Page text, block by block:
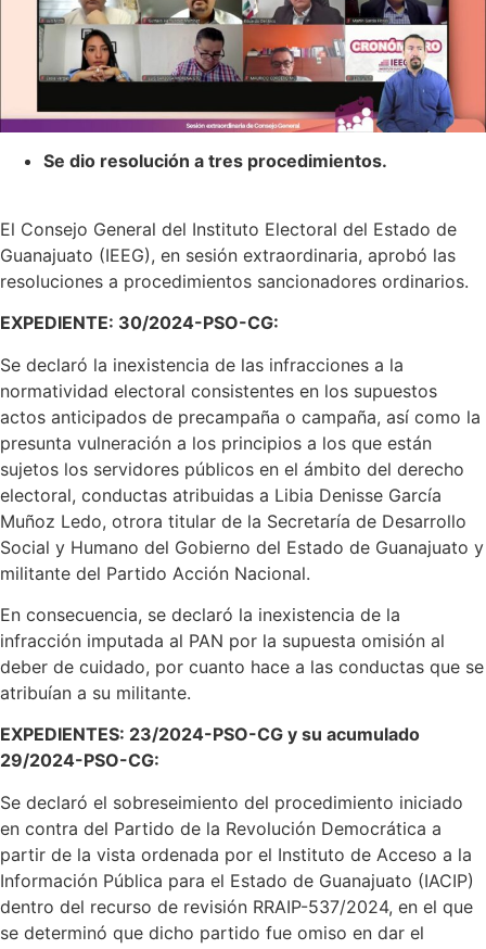
Se dio resolución a tres procedimientos.
El Consejo General del Instituto Electoral del Estado de
Guanajuato (IEEG), en sesión extraordinaria, aprobó las
resoluciones a procedimientos sancionadores ordinarios.
EXPEDIENTE: 30/2024-PSO-CG:
Se declaró la inexistencia de las infracciones a la
normatividad electoral consistentes en los supuestos
actos anticipados de precampaña o campaña, así como la
presunta vulneración a los principios a los que están
sujetos los servidores públicos en el ámbito del derecho
electoral, conductas atribuidas a Libia Denisse García
Muñoz Ledo, otrora titular de la Secretaría de Desarrollo
Social y Humano del Gobierno del Estado de Guanajuato y
militante del Partido Acción Nacional.
En consecuencia, se declaró la inexistencia de la
infracción imputada al PAN por la supuesta omisión al
deber de cuidado, por cuanto hace a las conductas que se
atribuían a su militante.
EXPEDIENTES: 23/2024-PSO-CG y su acumulado
29/2024-PSO-CG:
Se declaró el sobreseimiento del procedimiento iniciado
en contra del Partido de la Revolución Democrática a
partir de la vista ordenada por el Instituto de Acceso a la
Información Pública para el Estado de Guanajuato (IACIP)
dentro del recurso de revisión RRAIP-537/2024, en el que
se determinó que dicho partido fue omiso en dar el